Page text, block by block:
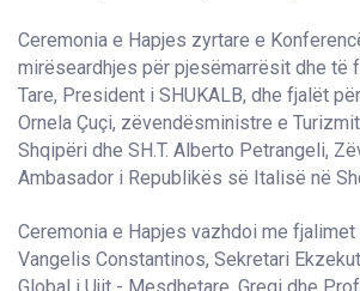
Ceremonia e Hapjes zyrtare e
mirëseardhjes për pjesëmarrësit dhe të
Tare, President i SHUKALB, dhe fjalët
Ornela Çuçi, zëvendësministre e
Shqipëri dhe SH.T. Alberto Petrangeli,
Ambasador i Republikës së Italisë në
Ceremonia e Hapjes vazhdoi me
Vangelis Constantinos, Sekretari